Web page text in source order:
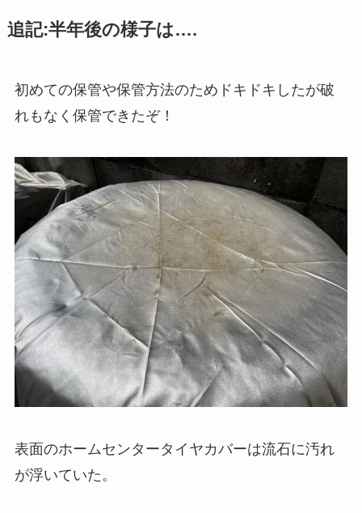
追記:半年後の様子は….
初めての保管や保管方法のためドキドキしたが破
れもなく保管できたぞ！
表面のホームセンタータイヤカバーは流石に汚れ
が浮いていた。